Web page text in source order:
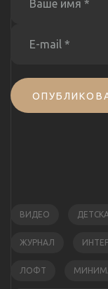
ВИДЕО
ЖУРНАЛ
ЛОФТ